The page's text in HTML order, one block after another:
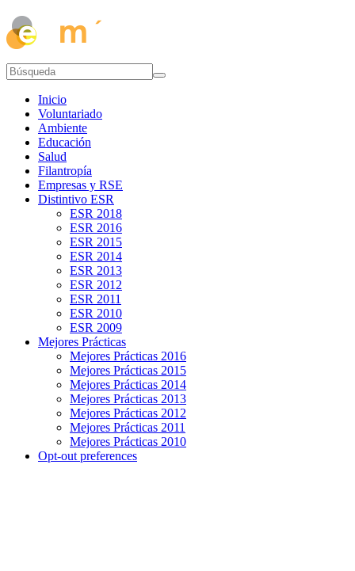
Inicio
Voluntariado
Ambiente
Educación
Salud
Filantropía
Empresas y RSE
Distintivo ESR
ESR 2018
ESR 2016
ESR 2015
ESR 2014
ESR 2013
ESR 2012
ESR 2011
ESR 2010
ESR 2009
Mejores Prácticas
Mejores Prácticas 2016
Mejores Prácticas 2015
Mejores Prácticas 2014
Mejores Prácticas 2013
Mejores Prácticas 2012
Mejores Prácticas 2011
Mejores Prácticas 2010
Opt-out preferences